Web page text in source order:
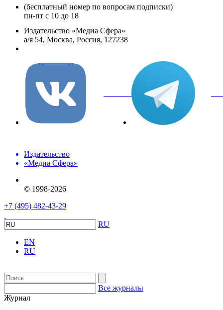
(бесплатный номер по вопросам подписки)
пн-пт с 10 до 18
Издательство «Медиа Сфера»
а/я 54, Москва, Россия, 127238
вКонтакте
Издательство
«Медиа Сфера»
© 1998-2026
+7 (495) 482-43-29
RU
EN
RU
Все журналы
Журнал